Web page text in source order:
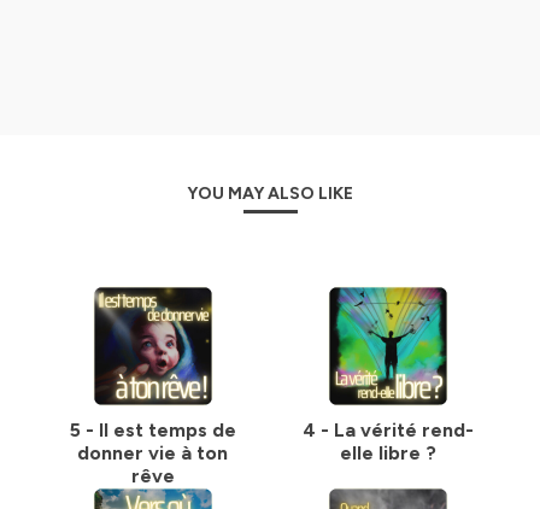
YOU MAY ALSO LIKE
5 - Il est temps de
donner vie à ton
rêve
4 - La vérité rend-
elle libre ?